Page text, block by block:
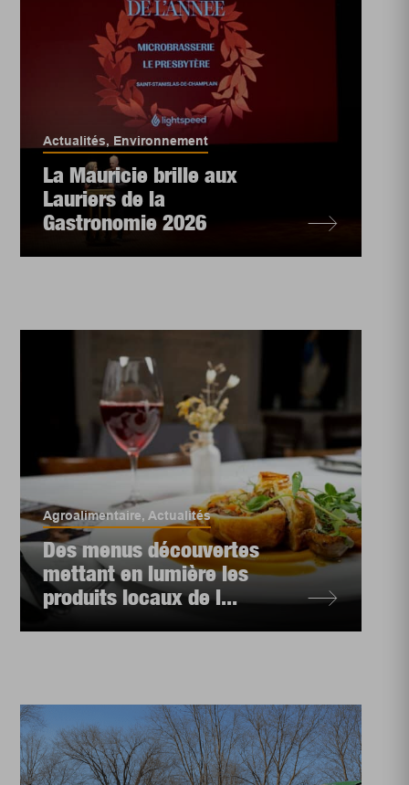
Actualités, Environnement
La Mauricie brille aux
Lauriers de la
Gastronomie 2026
Agroalimentaire, Actualités
Des menus découvertes
mettant en lumière les
produits locaux de l...